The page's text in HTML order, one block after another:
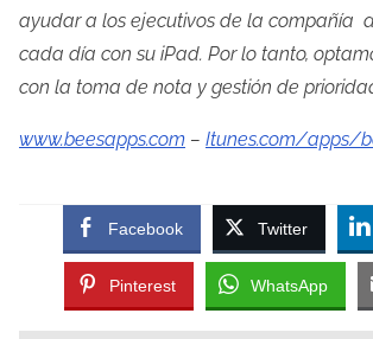
ayudar a los ejecutivos de la compañía
cada día con su iPad. Por lo tanto,
con la toma de nota y gestión de
www.beesapps.com – Itunes.com/apps/
Facebook Twitter
Pinterest WhatsApp